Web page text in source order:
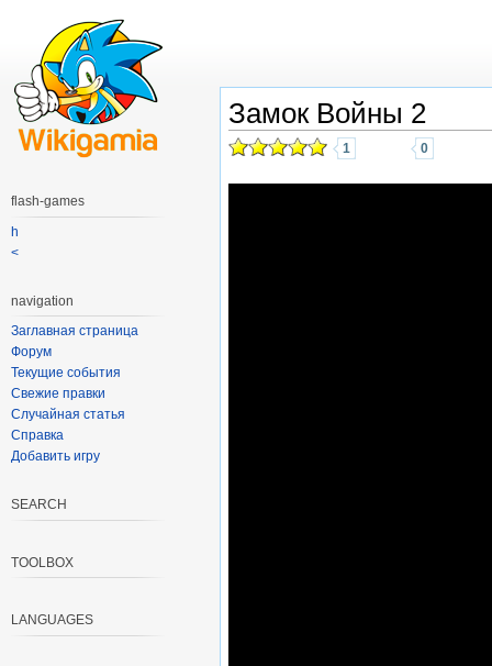
Замок Войны 2
1 0
flash-games
h
<
navigation
Заглавная страница
Форум
Текущие события
Свежие правки
Случайная статья
Справка
Добавить игру
SEARCH
TOOLBOX
LANGUAGES